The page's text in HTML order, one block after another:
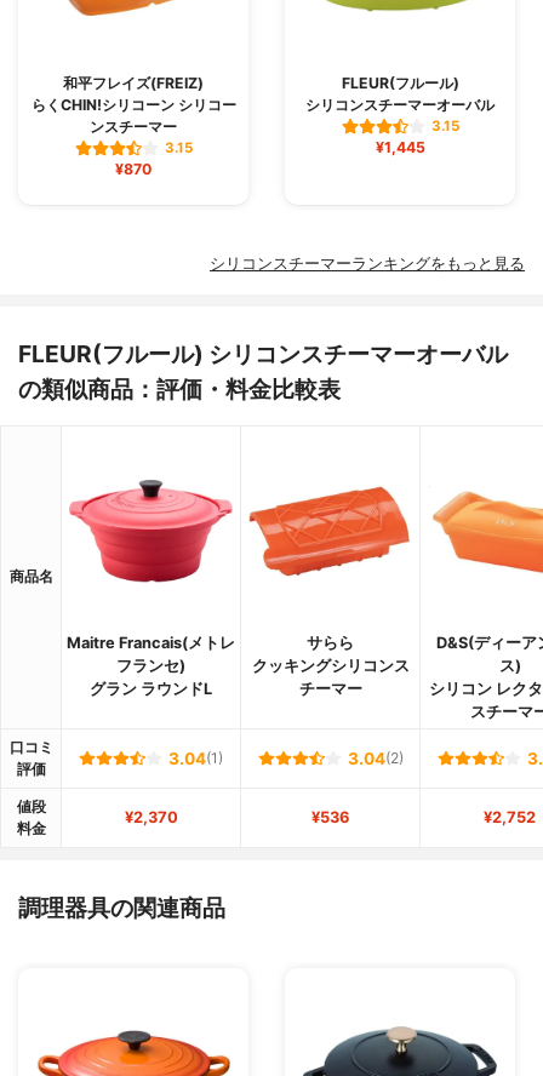
和平フレイズ(FREIZ)
らくCHIN!シリコーン シリコー
ンスチーマー
3.15
¥870
FLEUR(フルール)
シリコンスチーマーオーバル
3.15
¥1,445
シリコンスチーマーランキングをもっと見る
FLEUR(フルール) シリコンスチーマーオーバル
の類似商品：評価・料金比較表
商品名
Maitre Francais(メトレ
フランセ)
グラン ラウンドL
サらら
クッキングシリコンス
チーマー
D&S(ディーア
ス)
シリコン レク
スチーマ
口コミ
評価
3.04(1) 3.04(2)
値段
料金
¥2,370 ¥536 ¥2,752
調理器具の関連商品